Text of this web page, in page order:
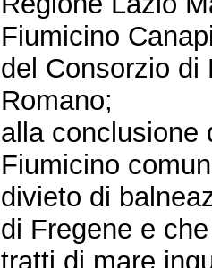
Fiumicino
del Consorzio di
Romano;
alla conclusione
Fiumicino
divieto di
di Fregene e
tratti di mare